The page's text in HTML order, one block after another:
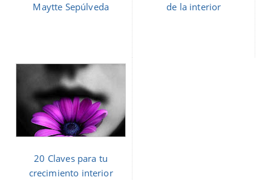
Maytte Sepúlveda
de la interior
20 Claves para tu
crecimiento interior